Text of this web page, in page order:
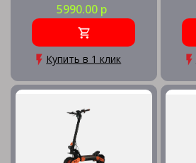
5990.00 р
Купить в 1 клик